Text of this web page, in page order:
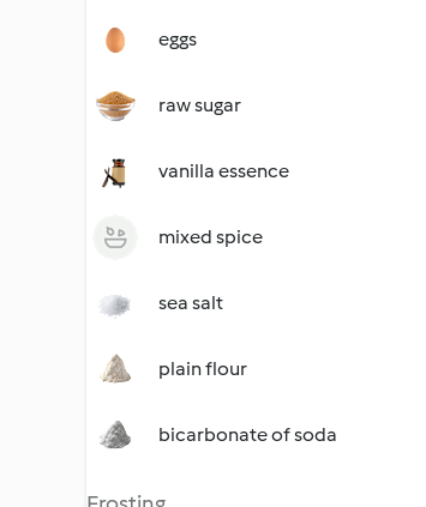
eggs
raw sugar
vanilla essence
mixed spice
sea salt
plain flour
bicarbonate of soda